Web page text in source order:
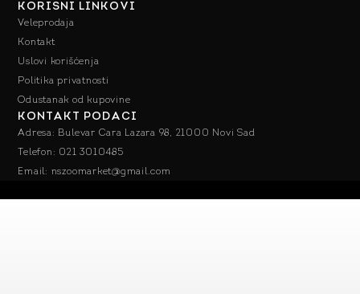
KORISNI LINKOVI
Veleprodaja
Kontakt
Uslovi korišćenja
Politika privatnosti
Odustanak od kupovine
KONTAKT PODACI
Adresa: Bulevar Cara Lazara 98, 21000 Novi Sad
Telefon: 021 3010485
Email: nszoomarket@gmail.com